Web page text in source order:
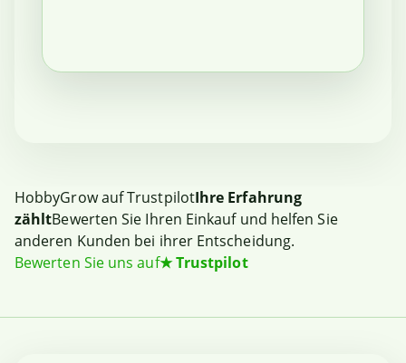
HobbyGrow auf TrustpilotIhre Erfahrung
zähltBewerten Sie Ihren Einkauf und helfen Sie
anderen Kunden bei ihrer Entscheidung.
Bewerten Sie uns auf★Trustpilot